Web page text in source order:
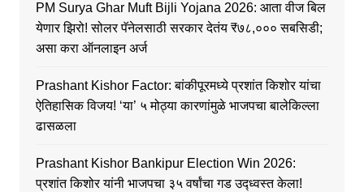
PM Surya Ghar Muft Bijli Yojana 2026: आता वीज बिल
येणार झिरो! सोलर पॅनेलसाठी सरकार देतंय ₹७८,००० सबसिडी;
असा करा ऑनलाइन अर्ज
Prashant Kishor Factor: बांकीपूरमध्ये प्रशांत किशोर यांचा
ऐतिहासिक विजय! ‘या’ ५ मोठ्या कारणांमुळे भाजपचा बालेकिल्ला
ढासळला
Prashant Kishor Bankipur Election Win 2026:
प्रशांत किशोर यांनी भाजपचा ३५ वर्षांचा गड उद्ध्वस्त केला!